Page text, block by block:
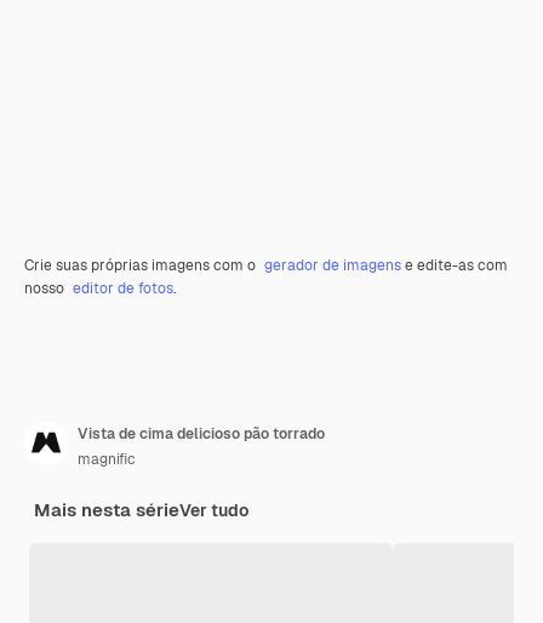
Crie suas próprias imagens com o gerador de imagense edite-as com
nosso editor de fotos.
Vista de cima delicioso pão torrado
magnific
Mais nesta sérieVer tudo